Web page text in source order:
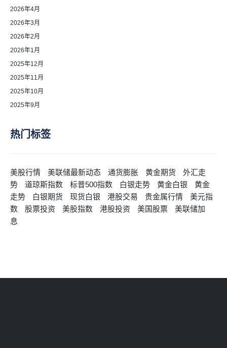
2026年4月
2026年3月
2026年2月
2026年1月
2025年12月
2025年11月
2025年10月
2025年9月
热门标签
美股行情 美联储最新动态 通货膨胀 黄金期货
外汇走
势
道琼斯指数 标普500指数 白银走势 黄金白银
黄金
走势
白银期货 现货白银 港股交易 贵金属行情
美元指
数
股票投资 美股指数 港股投资 美国股票
美联储加
息